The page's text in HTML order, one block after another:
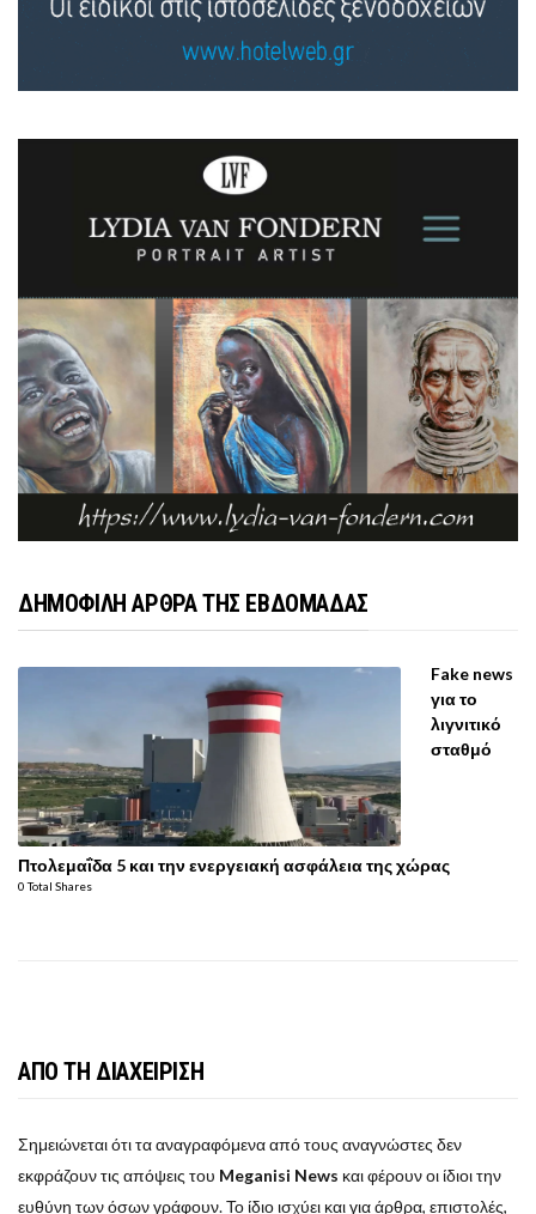
ΔΗΜΟΦΙΛΗ ΑΡΘΡΑ ΤΗΣ ΕΒΔΟΜΑΔΑΣ
Fake news
για το
λιγνιτικό
σταθμό
Πτολεμαΐδα 5 και την ενεργειακή ασφάλεια της χώρας
0 Total Shares
ΑΠΟ ΤΗ ΔΙΑΧΕΙΡΙΣΗ
Σημειώνεται ότι τα αναγραφόμενα από τους αναγνώστες δεν
εκφράζουν τις απόψεις του Meganisi News και φέρουν οι ίδιοι την
ευθύνη των όσων γράφουν. Το ίδιο ισχύει και για άρθρα, επιστολές,